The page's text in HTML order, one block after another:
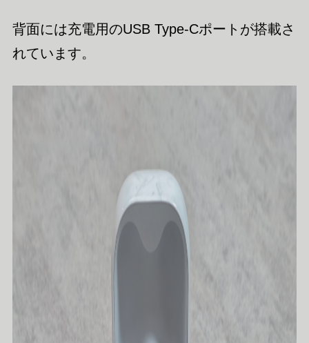
背面には充電用のUSB Type-Cポートが搭載さ
れています。